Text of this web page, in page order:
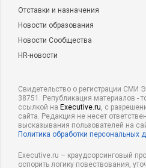
Отставки и назначения
Новости образования
Новости Сообщества
HR-новости
Свидетельство о регистрации СМИ
38751. Републикация материалов -
ссылкой на Executive.ru, с
сайта. Редакция не несет
высказывания пользователей на
Политика обработки персональных
Executive.ru – краудсорсинговый
оспорить логику повествования,